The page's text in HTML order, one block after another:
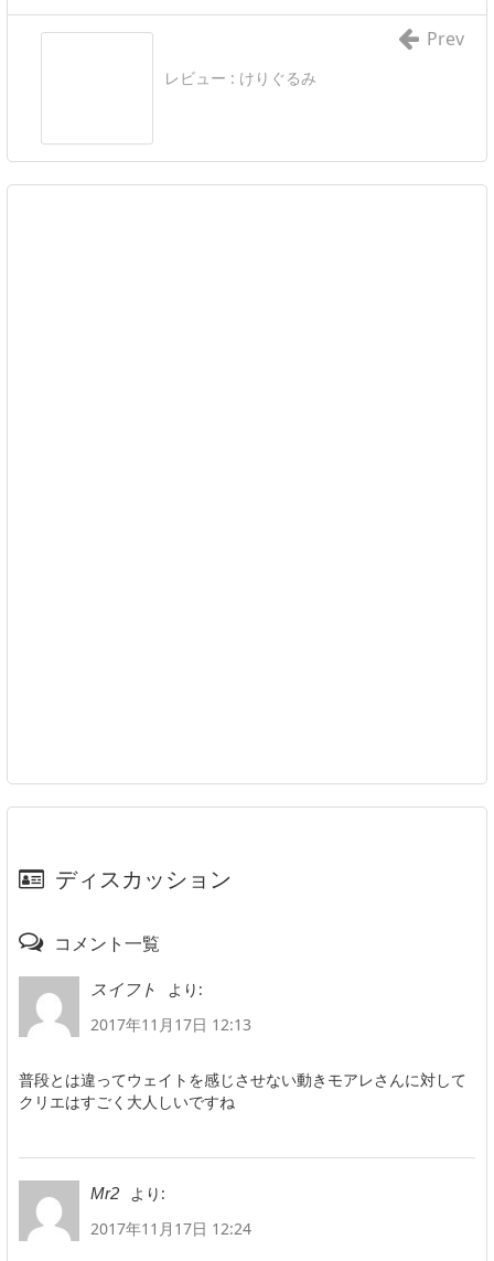
レビュー : けりぐるみ
Prev
ディスカッション
コメント一覧
スイフト
より:
2017年11月17日 12:13
普段とは違ってウェイトを感じさせない動きモアレさんに対して
クリエはすごく大人しいですね
Mr2
より:
2017年11月17日 12:24